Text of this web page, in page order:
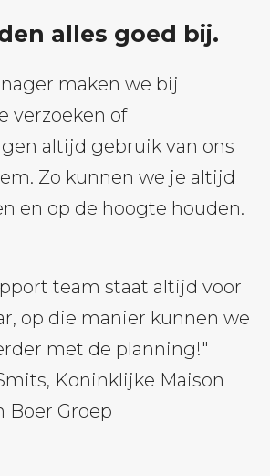
alles goed bij.
maken we bij
verzoeken of
altijd gebruik van ons
Zo kunnen we je altijd
en op de hoogte houden.
team staat altijd voor
op die manier kunnen we
met de planning!"
Koninklijke Maison
Boer Groep